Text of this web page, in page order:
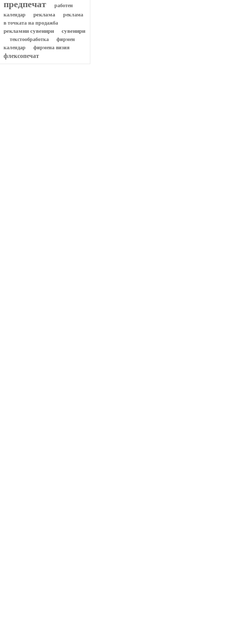
предпечат
работен
календар
реклама
реклама
в точката на продажба
рекламни сувенири
сувенири
текстообработка
фирмен
календар
фирмена визия
флексопечат